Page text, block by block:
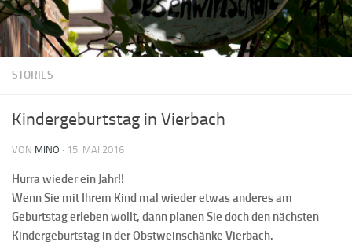
STORIES
Kindergeburtstag in Vierbach
VON MINO · 15. MAI 2016
Hurra wieder ein Jahr!!
Wenn Sie mit Ihrem Kind mal wieder etwas anderes am
Geburtstag erleben wollt, dann planen Sie doch den nächsten
Kindergeburtstag in der Obstweinschänke Vierbach.